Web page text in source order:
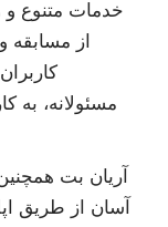
خدمات متنوع و
از مسابقه
مسئولانه، به
آریان بت
آسان از طریق